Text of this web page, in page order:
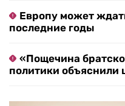
Европу может
последние годы
«Пощечина
политики объяснили